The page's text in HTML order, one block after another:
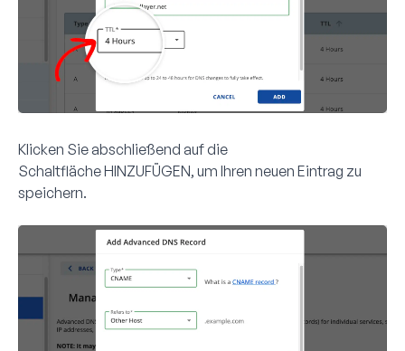
Klicken Sie abschließend auf die
SchaltflächeHINZUFÜGEN, um Ihren neuen Eintrag zu
speichern.